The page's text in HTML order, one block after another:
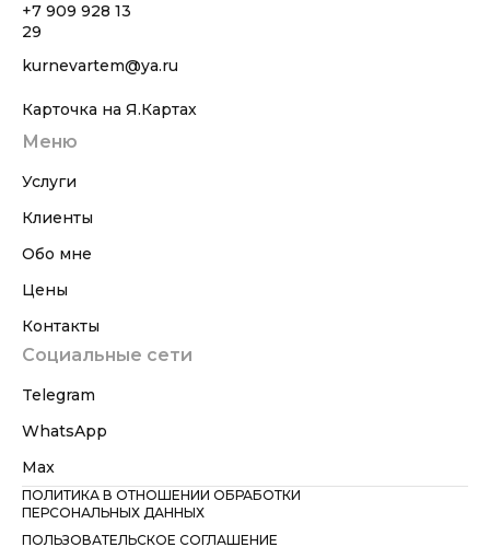
+7 909 928 13
29
kurnevartem@ya.ru
Карточка на Я.Картах
Меню
Услуги
Клиенты
Обо мне
Цены
Контакты
Социальные сети
Telegram
WhatsApp
Max
ПОЛИТИКА В ОТНОШЕНИИ ОБРАБОТКИ
ПЕРСОНАЛЬНЫХ ДАННЫХ
ПОЛЬЗОВАТЕЛЬСКОЕ СОГЛАШЕНИЕ